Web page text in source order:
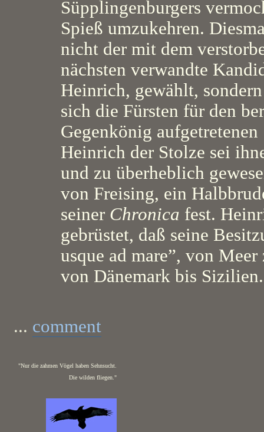
Süpplingenburgers
Spieß umzukehren.
nicht der mit dem
nächsten verwandte
Heinrich, gewählt,
sich die Fürsten für den
Gegenkönig
Heinrich der Stolze sei
und zu überheblich
von Freising, ein
seiner Chronica fest.
gebrüstet, daß seine
usque ad mare”, von
von Dänemark bis Sizilien.
... comment
"Nur die zahmen Vögel haben Sehnsucht.
Die wilden fliegen."